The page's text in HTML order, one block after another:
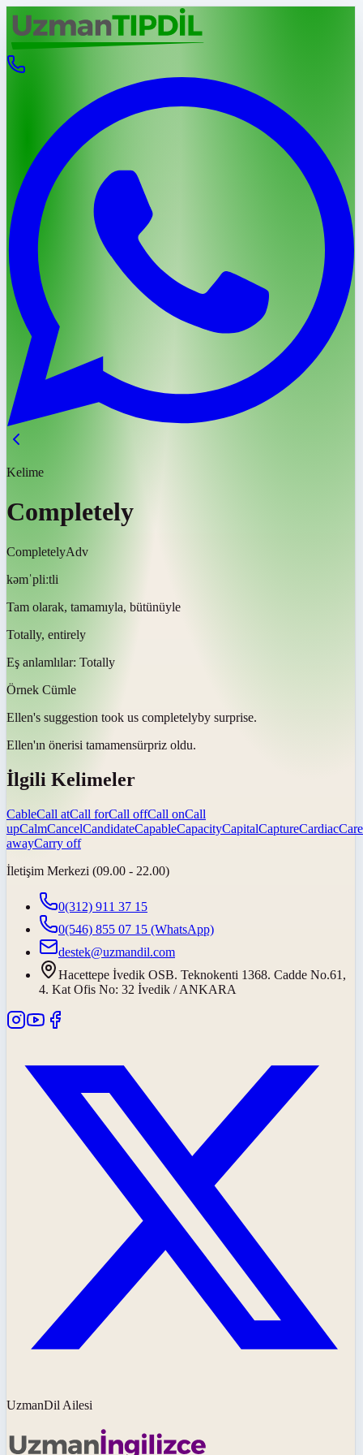
Kelime
Completely
CompletelyAdv
kəmˈpliːtli
Tam olarak, tamamıyla, bütünüyle
Totally, entirely
Eş anlamlılar: Totally
Örnek Cümle
Ellen's suggestion took us completelyby surprise.
Ellen'ın önerisi tamamensürpriz oldu.
İlgili Kelimeler
CableCall atCall forCall offCall onCall
upCalmCancelCandidateCapableCapacityCapitalCaptureCardiacCare
awayCarry off
İletişim Merkezi (09.00 - 22.00)
0(312) 911 37 15
0(546) 855 07 15 (WhatsApp)
destek@uzmandil.com
Hacettepe İvedik OSB. Teknokenti 1368. Cadde No.61,
4. Kat Ofis No: 32 İvedik / ANKARA
UzmanDil Ailesi